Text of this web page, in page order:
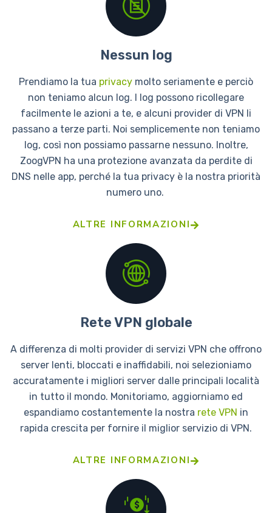
Nessun log​
Prendiamo la tua privacy molto seriamente e perciò
non teniamo alcun log. I log possono ricollegare
facilmente le azioni a te, e alcuni provider di VPN li
passano a terze parti. Noi semplicemente non teniamo
log, così non possiamo passarne nessuno. Inoltre,
ZoogVPN ha una protezione avanzata da perdite di
DNS nelle app, perché la tua privacy è la nostra priorità
numero uno.
ALTRE INFORMAZIONI
Rete VPN globale
A differenza di molti provider di servizi VPN che offrono
server lenti, bloccati e inaffidabili, noi selezioniamo
accuratamente i migliori server dalle principali località
in tutto il mondo. Monitoriamo, aggiorniamo ed
espandiamo costantemente la nostra rete VPN in
rapida crescita per fornire il miglior servizio di VPN.
ALTRE INFORMAZIONI